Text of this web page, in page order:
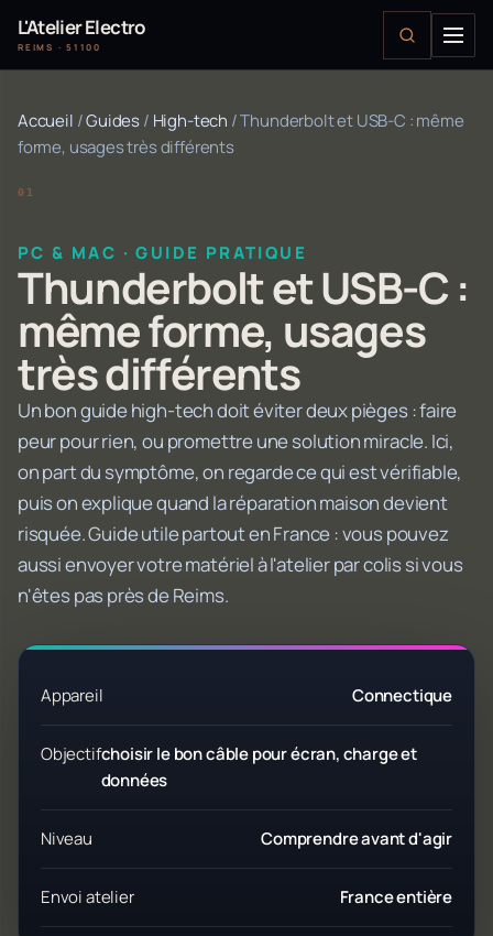
L'Atelier Electro
REIMS · 51100
Accueil /Guides/ High-tech /Thunderbolt et USB-C : même
forme, usages très différents
PC & MAC · GUIDE PRATIQUE
Thunderbolt et USB-C :
même forme, usages
très différents
Un bon guide high-tech doit éviter deux pièges : faire
peur pour rien, ou promettre une solution miracle. Ici,
on part du symptôme, on regarde ce qui est vérifiable,
puis on explique quand la réparation maison devient
risquée. Guide utile partout en France : vous pouvez
aussi envoyer votre matériel à l'atelier par colis si vous
n'êtes pas près de Reims.
Appareil Connectique
Objectifchoisir le bon câble pour écran, charge et
données
Niveau Comprendre avant d'agir
Envoi atelier France entière